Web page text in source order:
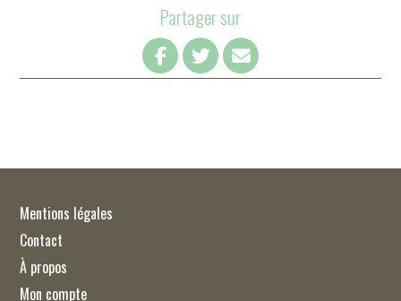
Partager sur
Mentions légales
Contact
À propos
Mon compte